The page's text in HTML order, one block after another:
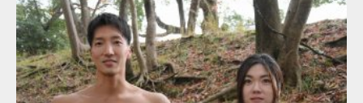
Update:2021.07.8
Category:公園のマッチョ その他 AKIHITO(細マッチョ) 大胸筋 腹筋
TOKYO FMラジオ番組「ONE MORNING」
で紹介さ…